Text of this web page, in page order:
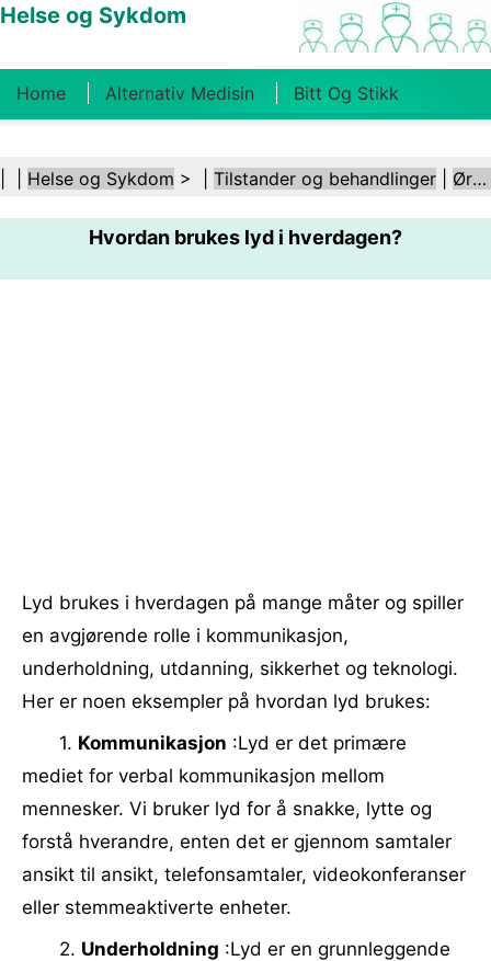
Helse og Sykdom
Home Alternativ Medisin Bitt Og Stikk
Kosthold Og Ernæring Familiehelse
Helsebransjen Psykisk Helse Folkehelse Og
Sikkerhet Kirurgi Og Prosedyrer Helse
Helse og Sykdom > | Tilstander og behandlinger Ører og hørsel
Hvordan brukes lyd i hverdagen?
Lyd brukes i hverdagen på mange måter og spiller
en avgjørende rolle i kommunikasjon,
underholdning, utdanning, sikkerhet og teknologi.
Her er noen eksempler på hvordan lyd brukes:
1. Kommunikasjon :Lyd er det primære
mediet for verbal kommunikasjon mellom
mennesker. Vi bruker lyd for å snakke, lytte og
forstå hverandre, enten det er gjennom samtaler
ansikt til ansikt, telefonsamtaler, videokonferanser
eller stemmeaktiverte enheter.
2. Underholdning :Lyd er en grunnleggende